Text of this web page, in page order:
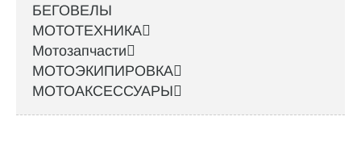
БЕГОВЕЛЫ
МОТОТЕХНИКА
Мотозапчасти
МОТОЭКИПИРОВКА
МОТОАКСЕССУАРЫ